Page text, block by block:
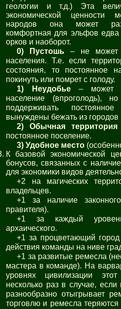
геологии и т.д.) Эта
экономической ценности
народов она может
комфортная для эльфов
орков и наоборот.
0) Пустошь – не может
населения. Т.е. если
состояния, то постоянное
покинуть или помрет с голоду.
1) Неудобье– может
население (впроголодь),
поддерживать
вынуждены бежать из городов
2) Обычная территория
постоянное поселение.
3) Удобное место
К базовой экономической
бонусов, связанных с
для экономики видов
+2 на магических
владельцев.
+1 за наличие
правителя).
+1 за каждый
архаического.
+1 за процветающий
действия команды на ниве
+1 за развитые ремесла
мастера в команде). На
уровнях цивилизации
несколько раз в случае,
разнообразно отыгрывает
торговлю и ремесла